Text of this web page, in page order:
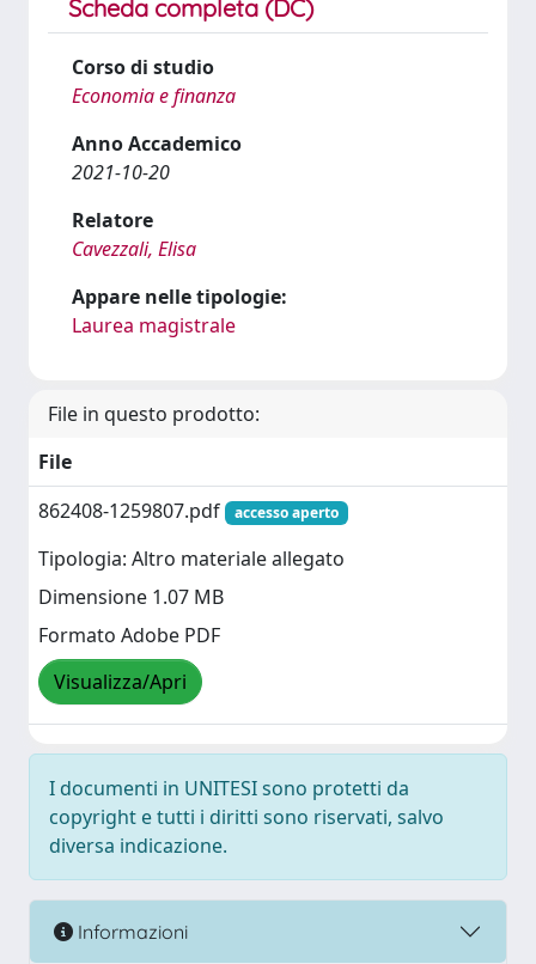
Scheda completa (DC)
Corso di studio
Economia e finanza
Anno Accademico
2021-10-20
Relatore
Cavezzali, Elisa
Appare nelle tipologie:
Laurea magistrale
File in questo prodotto:
File
862408-1259807.pdf
accesso aperto
Tipologia: Altro materiale allegato
Dimensione 1.07 MB
Formato Adobe PDF
Visualizza/Apri
I documenti in UNITESI sono protetti da
copyright e tutti i diritti sono riservati, salvo
diversa indicazione.
Informazioni